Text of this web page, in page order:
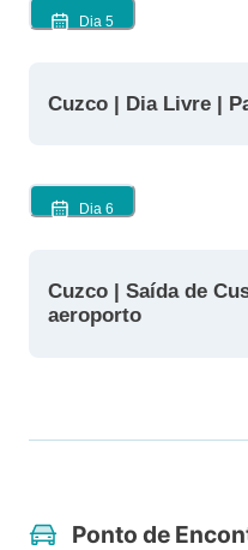
Dia 5
Cuzco | Dia Livre |
Dia 6
Cuzco | Saída de
aeroporto
Ponto de